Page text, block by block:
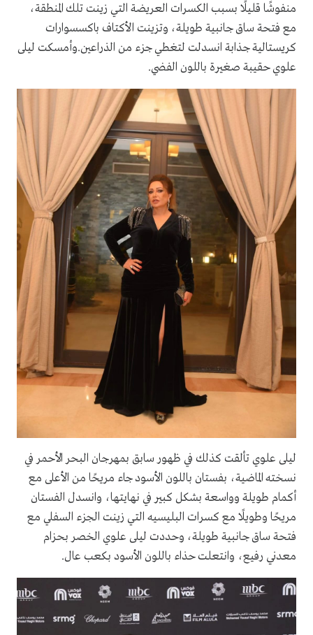
منفوشًا قليلًا بسبب الكسرات العريضة التي زينت تلك المنطقة،
مع فتحة ساق جانبية طويلة، وتزينت الأكتاف باكسسوارات
كريستالية جذابة انسدلت لتغطي جزء من الذراعين.وأمسكت ليلى
علوي حقيبة صغيرة باللون الفضي.
ليلى علوي تألقت كذلك في ظهور سابق بمهرجان البحر الأحمر في
نسخته الماضية، بفستان باللون الأسود جاء مريحًا من الأعلى مع
أكمام طويلة وواسعة بشكل كبير في نهايتها، وانسدل الفستان
مريحًا وطويلًا مع كسرات البليسيه التي زينت الجزء السفلي مع
فتحة ساق جانبية طويلة، وحددت ليلى علوي الخصر بحزام
معدني رفيع، وانتعلت حذاء باللون الأسود بكعب عال.